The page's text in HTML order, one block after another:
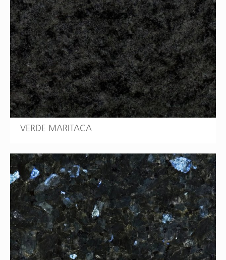
VERDE MARITACA